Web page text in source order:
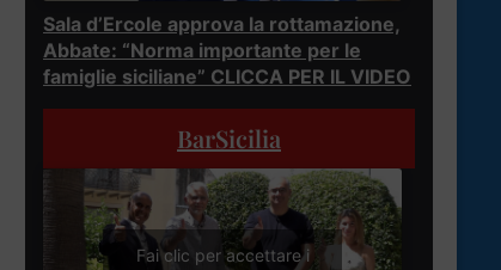
Sala d’Ercole approva la rottamazione,
Abbate: “Norma importante per le
famiglie siciliane” CLICCA PER IL VIDEO
BarSicilia
Fai clic per accettare i